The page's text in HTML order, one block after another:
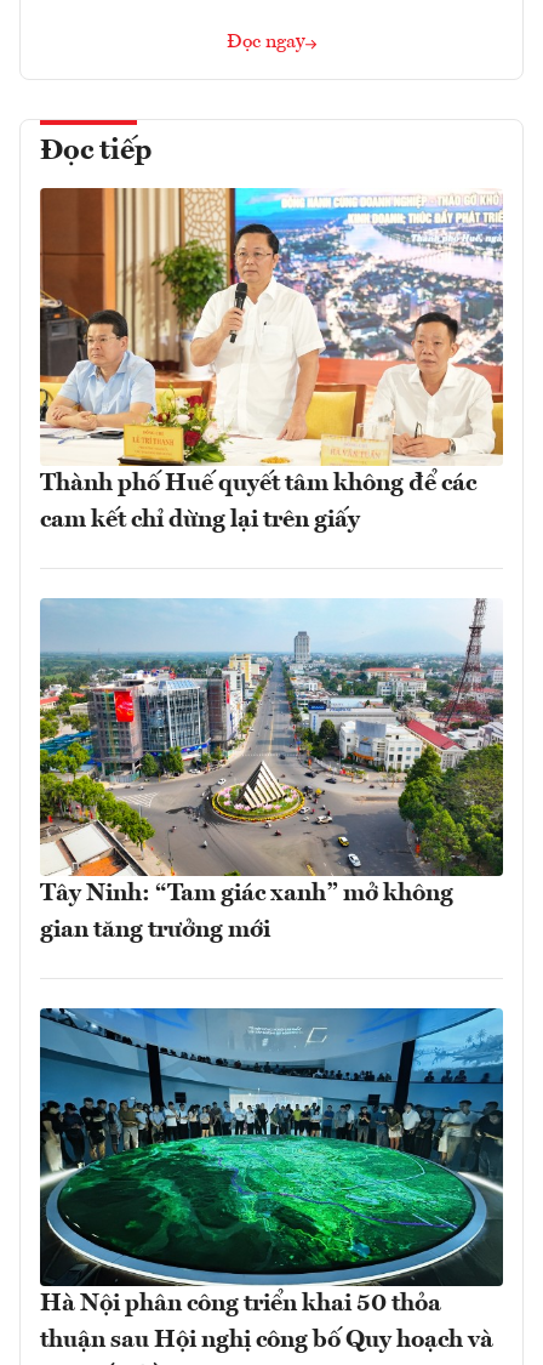
Đọc ngay
Đọc tiếp
Thành phố Huế quyết tâm không để các
cam kết chỉ dừng lại trên giấy
Tây Ninh: “Tam giác xanh” mở không
gian tăng trưởng mới
Hà Nội phân công triển khai 50 thỏa
thuận sau Hội nghị công bố Quy hoạch và